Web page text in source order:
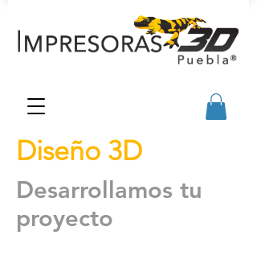
Diseño 3D
Desarrollamos tu
proyecto